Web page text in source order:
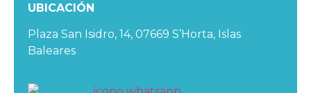
UBICACIÓN
Plaza San Isidro, 14, 07669 S’Horta, Islas
Baleares